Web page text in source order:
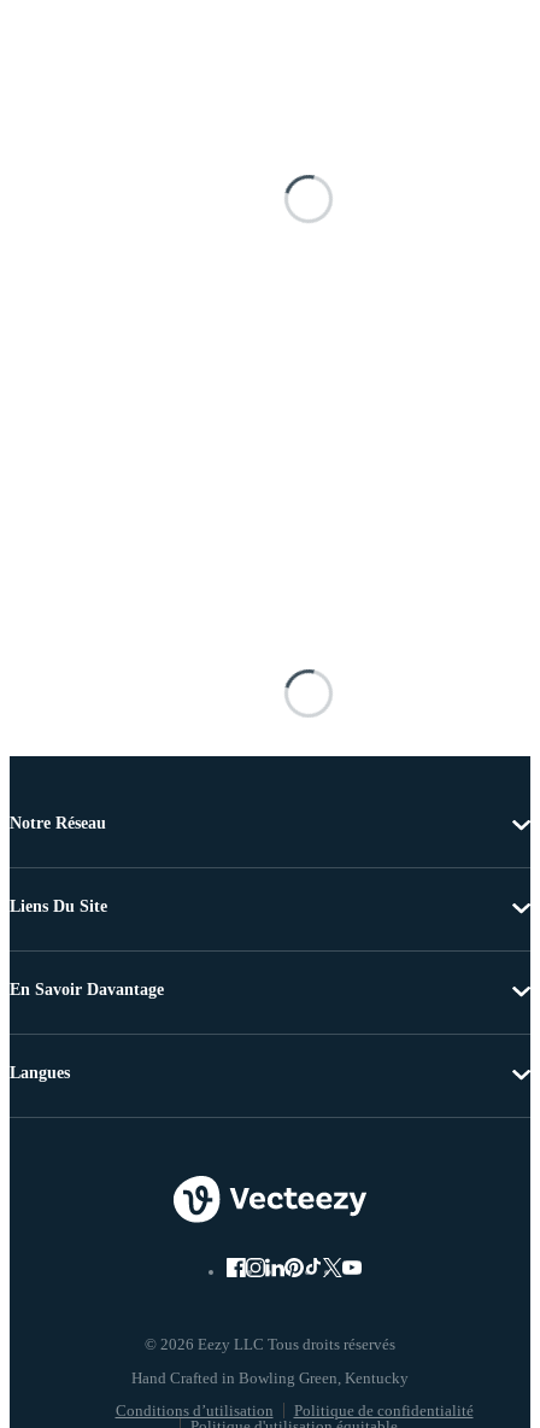
Notre Réseau
Liens Du Site
En Savoir Davantage
© 2026 Eezy LLC Tous droits réservés
Conditions d’utilisation
Politique de confidentialité
Langues